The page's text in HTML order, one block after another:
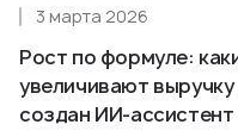
Рост по формуле:
увеличивают выручку
создан ИИ-
3 марта 2026